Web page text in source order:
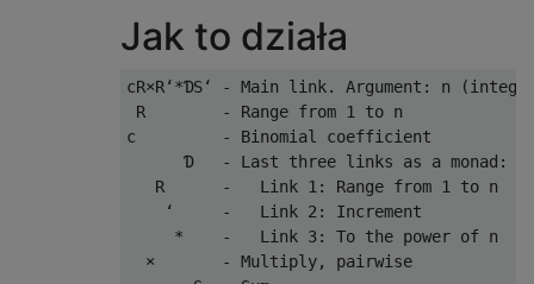
Jak to działa
cR×R‘*ƊS‘ - Main link. Argument: n
R        - Range from 1 to n
c         - Binomial coefficient
      Ɗ   - Last three links as a monad:
R      -   Link 1: Range from 1 to n
‘     -   Link 2: Increment
*    -   Link 3: To the power of n
×       - Multiply, pairwise